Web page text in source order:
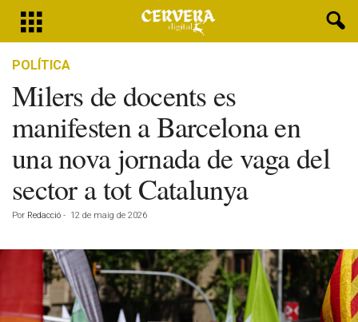
POLÍTICA
Milers de docents es
manifesten a Barcelona en
una nova jornada de vaga del
sector a tot Catalunya
Por Redacció - 12 de maig de 2026